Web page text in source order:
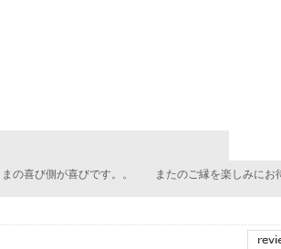
の喜び側が喜びです。。 またのご縁を楽しみにお